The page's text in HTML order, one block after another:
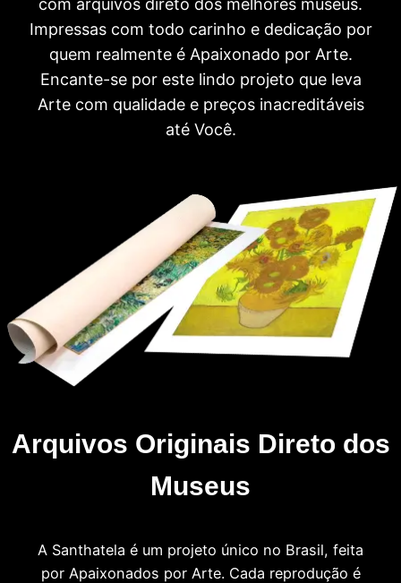
Impressas com todo carinho e dedicação por
quem realmente é Apaixonado por Arte.
Encante-se por este lindo projeto que leva
Arte com qualidade e preços inacreditáveis
até Você.
Arquivos Originais Direto dos
Museus
A Santhatela é um projeto único no Brasil, feita
por Apaixonados por Arte. Cada reprodução é